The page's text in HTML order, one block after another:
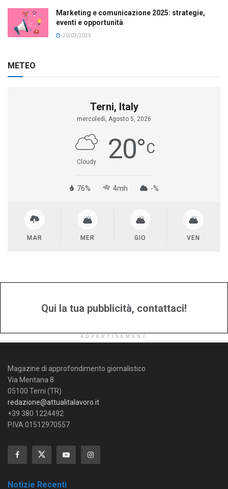
Marketing e comunicazione 2025: strategie,
eventi e opportunità
20/03/2025
METEO
Terni, Italy
mercoledì, Agosto 5, 2026
Cloudy 20°C
76% 4mh -%
MAR MER GIO VEN
Qui la tua pubblicità, contattaci!
ADVERTISEMENT
Magazine di approfondimento giornalistico
Via Mentana 8
05100 Terni (TR)
redazione@attualitalavoro.it
+39 380 1224492
P.IVA 01512970557
Notizie Recenti